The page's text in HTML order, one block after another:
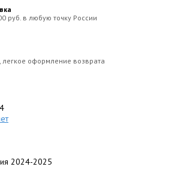
Центральная молния перекрыта
настраивать объем изделия по фигуре.
два
мехом
зон от мороза.
руб. в любую точку России
легкое оформление возврата
2024-2025